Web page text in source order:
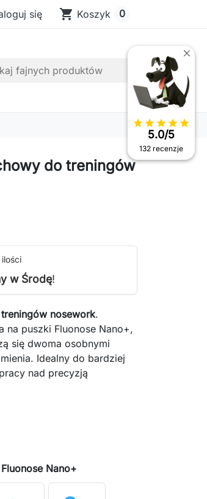
się shopping_cart Koszyk 0
do treningów
w Środę!
nosework.
na puszki Fluonose Nano+,
się dwoma osobnymi
Idealny do bardziej
nad precyzją
Nano+
star star star star star
5.0/5
132 recenzje